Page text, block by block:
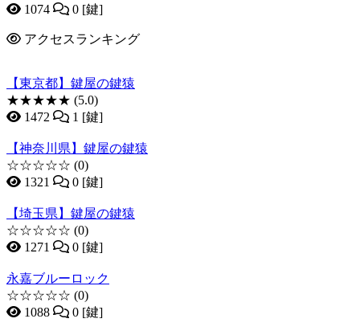
1074
0 [鍵]
アクセスランキング
【東京都】鍵屋の鍵猿
★★★★★ (5.0)
1472
1 [鍵]
【神奈川県】鍵屋の鍵猿
☆☆☆☆☆ (0)
1321
0 [鍵]
【埼玉県】鍵屋の鍵猿
☆☆☆☆☆ (0)
1271
0 [鍵]
永嘉ブルーロック
☆☆☆☆☆ (0)
1088
0 [鍵]